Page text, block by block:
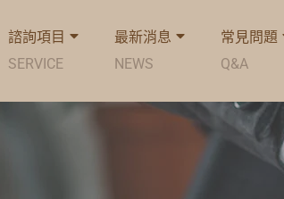
諮詢項目
SERVICE
最新消息
NEWS
常見問題
Q&A